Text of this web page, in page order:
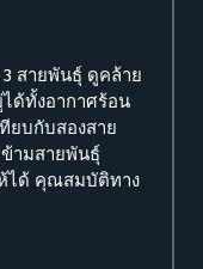
สายพันธุ์ ดูคล้าย
ได้ทั้งอากาศร้อน
ยบกับสองสาย
ามสายพันธุ์
ได้ คุณสมบัติทาง